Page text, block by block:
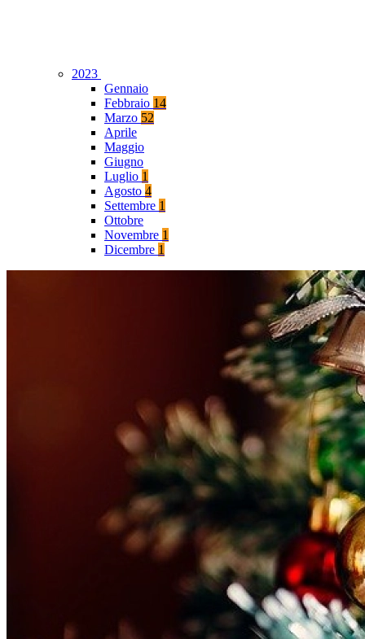
2023
Gennaio
Febbraio 14
Marzo 52
Aprile
Maggio
Giugno
Luglio 1
Agosto 4
Settembre 1
Ottobre
Novembre 1
Dicembre 1